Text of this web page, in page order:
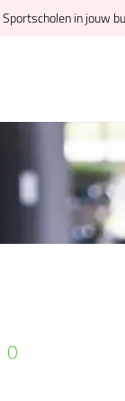
0
Sportscholen in jouw